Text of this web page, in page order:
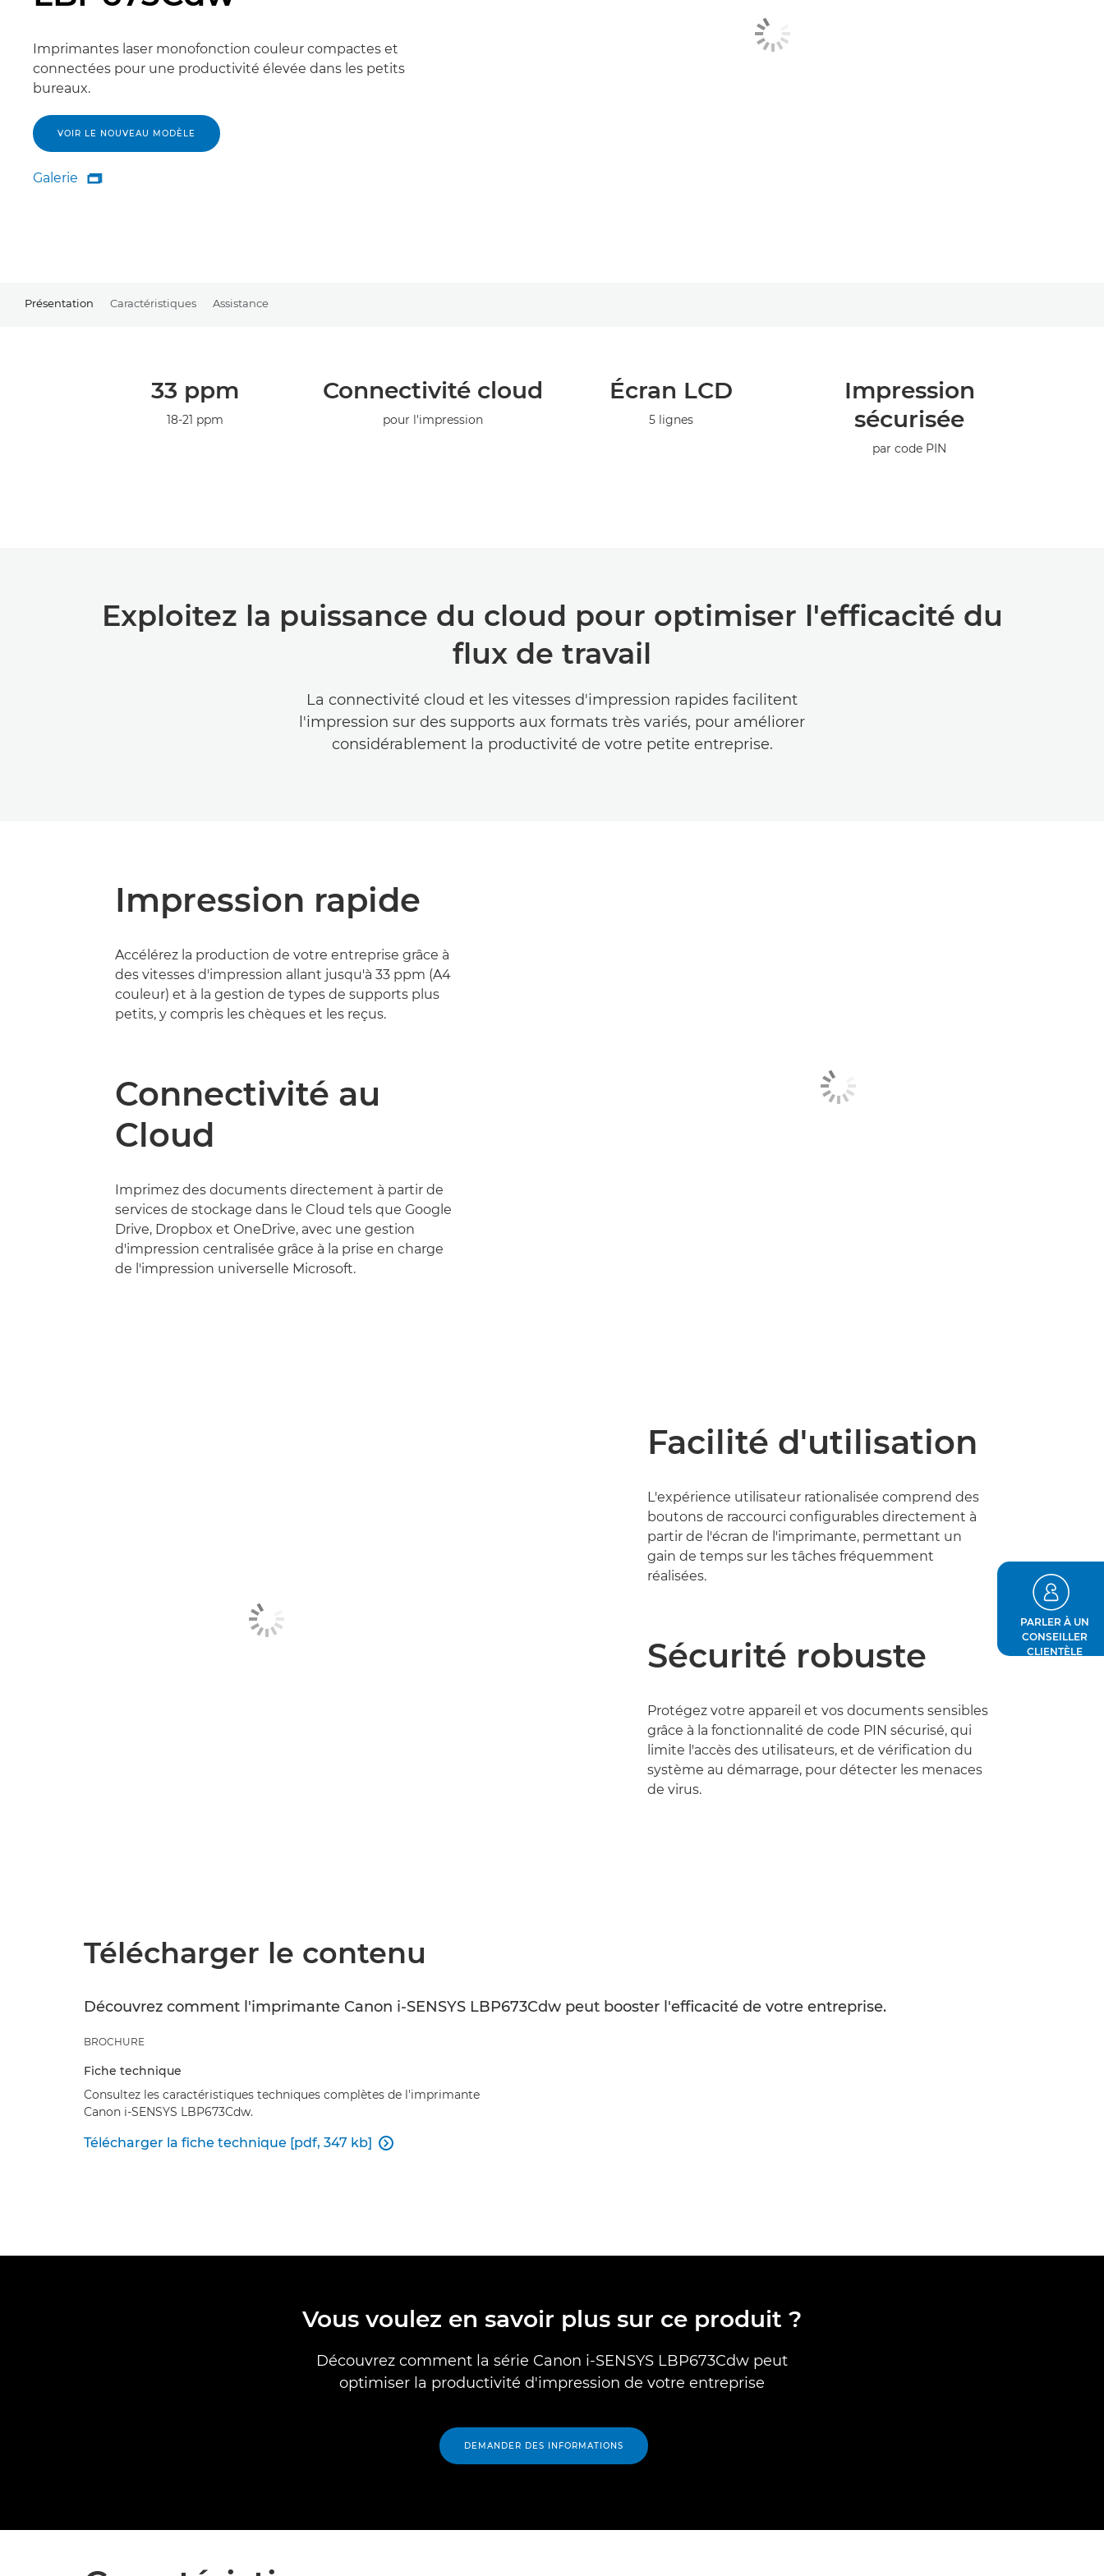
Imprimantes laser monofonction couleur compactes et
connectées pour une productivité élevée dans les petits
bureaux.
VOIR LE NOUVEAU MODÈLE
Galerie
Galerie

Présentation Caractéristiques Assistance
33 ppm
18-21 ppm
Connectivité cloud
pour l'impression
Écran LCD
5 lignes
Impression
sécurisée
par code PIN
Exploitez la puissance du cloud pour optimiser l'efficacité du
flux de travail
La connectivité cloud et les vitesses d'impression rapides facilitent
l'impression sur des supports aux formats très variés, pour améliorer
considérablement la productivité de votre petite entreprise.
Impression rapide
Accélérez la production de votre entreprise grâce à
des vitesses d'impression allant jusqu'à 33 ppm (A4
couleur) et à la gestion de types de supports plus
petits, y compris les chèques et les reçus.
Connectivité au
Cloud
Imprimez des documents directement à partir de
services de stockage dans le Cloud tels que Google
Drive, Dropbox et OneDrive, avec une gestion
d'impression centralisée grâce à la prise en charge
de l'impression universelle Microsoft.
Facilité d'utilisation
L'expérience utilisateur rationalisée comprend des
boutons de raccourci configurables directement à
partir de l'écran de l'imprimante, permettant un
gain de temps sur les tâches fréquemment
réalisées.
Sécurité robuste
Protégez votre appareil et vos documents sensibles
grâce à la fonctionnalité de code PIN sécurisé, qui
limite l'accès des utilisateurs, et de vérification du
système au démarrage, pour détecter les menaces
de virus.
Télécharger le contenu
Découvrez comment l'imprimante Canon i-SENSYS LBP673Cdw peut booster l'efficacité de votre entreprise.
BROCHURE
Fiche technique
Consultez les caractéristiques techniques complètes de l'imprimante
Canon i-SENSYS LBP673Cdw.
Télécharger la fiche technique [pdf, 347 kb] 
Vous voulez en savoir plus sur ce produit ?
Découvrez comment la série Canon i-SENSYS LBP673Cdw peut
optimiser la productivité d'impression de votre entreprise
DEMANDER DES INFORMATIONS
PARLER À UN
CONSEILLER
CLIENTÈLE